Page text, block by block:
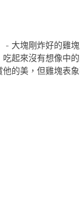
- 大塊剛炸好的雞
吃起來沒有想像中
的美，但雞塊表